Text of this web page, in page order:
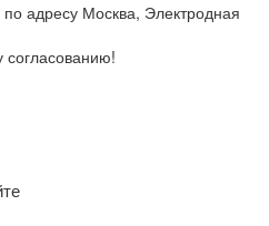
адресу Москва, Электродная
согласованию!